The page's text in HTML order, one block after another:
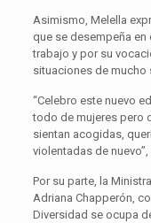
Asimismo, Melella
que se desempeña
trabajo y por su
situaciones de mucho
“Celebro este nuevo
todo de mujeres pero
sientan acogidas,
violentadas de nuevo”,
Por su parte, la
Adriana Chapperón,
Diversidad se ocupa